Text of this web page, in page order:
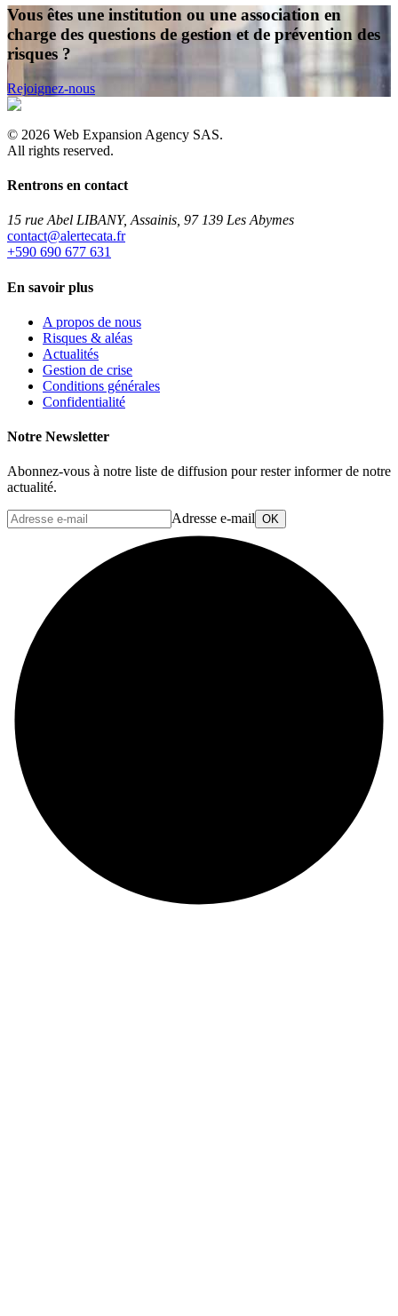
Vous êtes une institution ou une association en
charge des questions de gestion et de prévention des
risques ?
Rejoignez-nous
© 2026 Web Expansion Agency SAS.
All rights reserved.
Rentrons en contact
15 rue Abel LIBANY, Assainis, 97 139 Les Abymes
rf.atacetrela@tcatnoc
+590 690 677 631
En savoir plus
A propos de nous
Risques & aléas
Actualités
Gestion de crise
Conditions générales
Confidentialité
Notre Newsletter
Abonnez-vous à notre liste de diffusion pour rester informer de notre
actualité.
Adresse e-mail